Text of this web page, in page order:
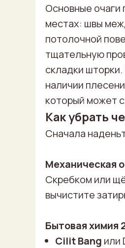
Основные
местах: швы
потолочной
тщательную
складки
наличии
который может
Как убрать
Сначала
Механическая
Скребком или
вычистите
Бытовая химия
Cilit Bang или
MAX